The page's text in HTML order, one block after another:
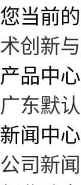
您当前
术创新
产品中心
广东默认
新闻中心
公司新闻